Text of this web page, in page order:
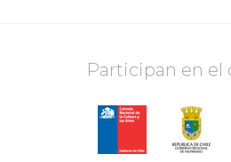
Participan en el